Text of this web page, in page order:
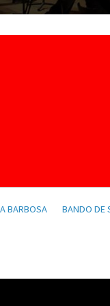
BARBOSA BANDO DE